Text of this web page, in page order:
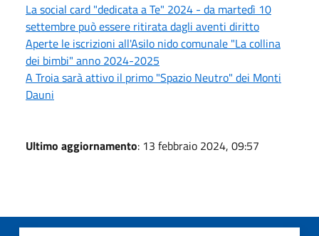
La social card "dedicata a Te" 2024 - da martedì 10
settembre può essere ritirata dagli aventi diritto
Aperte le iscrizioni all'Asilo nido comunale "La collina
dei bimbi" anno 2024-2025
A Troia sarà attivo il primo "Spazio Neutro" dei Monti
Dauni
Ultimo aggiornamento: 13 febbraio 2024, 09:57